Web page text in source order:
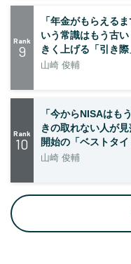
Rank
9
「年金がもらえる
いう常識はもう古
きく上げる「引き
山崎 俊輔
Rank
10
「今からNISAはも
きの取れない人が
開始の「ベストタイ
山崎 俊輔